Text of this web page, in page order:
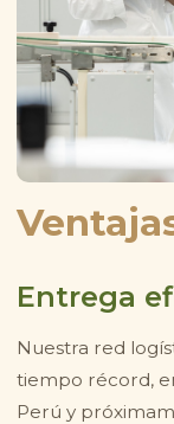
Entrega
Nuestra red
tiempo récord,
Perú y